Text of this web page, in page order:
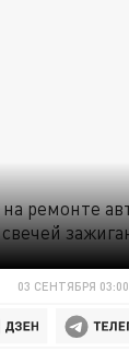
03 СЕНТЯБРЯ 03:00